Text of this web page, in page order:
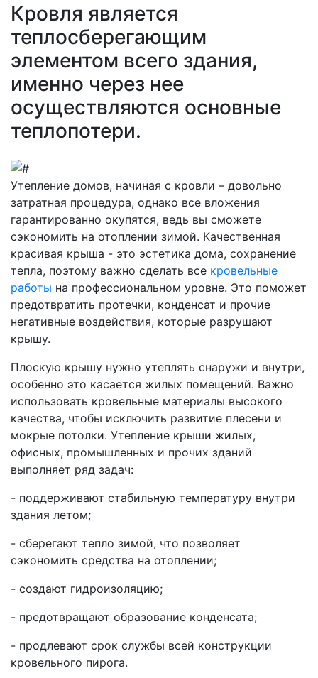
Кровля является
теплосберегающим
элементом всего здания,
именно через нее
осуществляются основные
теплопотери.
Утепление домов, начиная с кровли – довольно
затратная процедура, однако все вложения
гарантированно окупятся, ведь вы сможете
сэкономить на отоплении зимой. Качественная
красивая крыша - это эстетика дома, сохранение
тепла, поэтому важно сделать все кровельные
работы на профессиональном уровне. Это поможет
предотвратить протечки, конденсат и прочие
негативные воздействия, которые разрушают
крышу.
Плоскую крышу нужно утеплять снаружи и внутри,
особенно это касается жилых помещений. Важно
использовать кровельные материалы высокого
качества, чтобы исключить развитие плесени и
мокрые потолки. Утепление крыши жилых,
офисных, промышленных и прочих зданий
выполняет ряд задач:
- поддерживают стабильную температуру внутри
здания летом;
- сберегают тепло зимой, что позволяет
сэкономить средства на отоплении;
- создают гидроизоляцию;
- предотвращают образование конденсата;
- продлевают срок службы всей конструкции
кровельного пирога.